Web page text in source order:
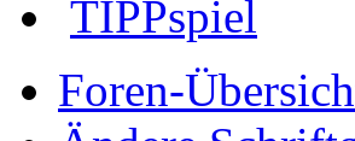
TIPPspiel
Foren-